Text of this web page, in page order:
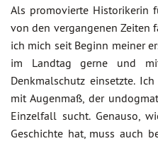
Als promovierte Historikerin
von den vergangenen Zeiten
ich mich seit Beginn meiner
im Landtag gerne und
Denkmalschutz einsetzte.
mit Augenmaß, der
Einzelfall sucht. Genauso,
Geschichte hat, muss auch